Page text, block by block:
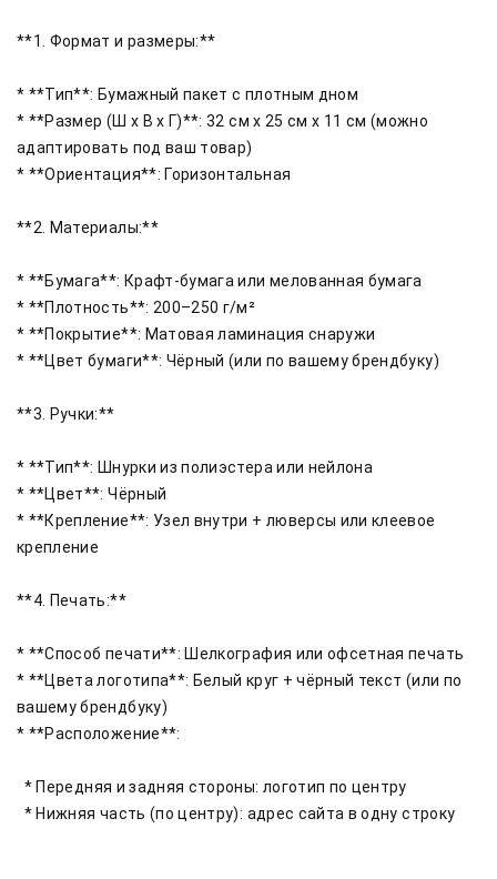
**1. Формат и размеры:**
* **Тип**: Бумажный пакет с плотным дном
* **Размер (Ш x В x Г)**: 32 см x 25 см x 11 см (можно
адаптировать под ваш товар)
* **Ориентация**: Горизонтальная
**2. Материалы:**
* **Бумага**: Крафт-бумага или мелованная бумага
* **Плотность**: 200–250 г/м²
* **Покрытие**: Матовая ламинация снаружи
* **Цвет бумаги**: Чёрный (или по вашему брендбуку)
**3. Ручки:**
* **Тип**: Шнурки из полиэстера или нейлона
* **Цвет**: Чёрный
* **Крепление**: Узел внутри + люверсы или клеевое
крепление
**4. Печать:**
* **Способ печати**: Шелкография или офсетная печать
* **Цвета логотипа**: Белый круг + чёрный текст (или по
вашему брендбуку)
* **Расположение**: